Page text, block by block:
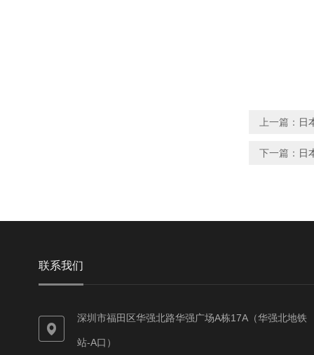
上一篇： 日
下一篇： 日
联系我们
深圳市福田区华强北路华强广场A栋17A（华强北地铁
站-A口）